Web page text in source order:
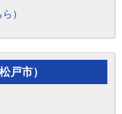
）
戸市）